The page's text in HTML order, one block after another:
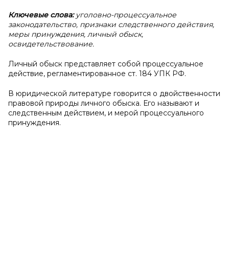
Ключевые слова: уголовно-процессуальное
законодательство, признаки следственного действия,
меры принуждения, личный обыск,
освидетельствование.
Личный обыск представляет собой процессуальное
действие, регламентированное ст. 184 УПК РФ.
В юридической литературе говорится о двойственности
правовой природы личного обыска. Его называют и
следственным действием, и мерой процессуального
принуждения.